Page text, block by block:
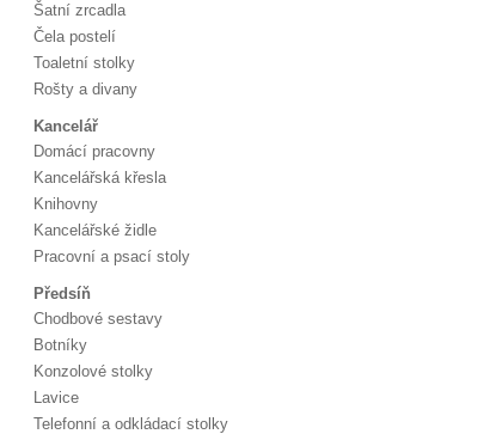
Šatní zrcadla
Čela postelí
Toaletní stolky
Rošty a divany
Kancelář
Domácí pracovny
Kancelářská křesla
Knihovny
Kancelářské židle
Pracovní a psací stoly
Předsíň
Chodbové sestavy
Botníky
Konzolové stolky
Lavice
Telefonní a odkládací stolky